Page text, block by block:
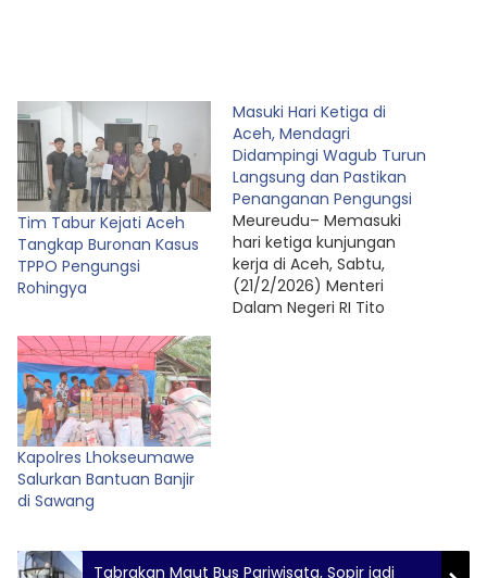
Tim Tabur Kejati Aceh
Tangkap Buronan Kasus
TPPO Pengungsi
Rohingya
Masuki Hari Ketiga di
Aceh, Mendagri
Didampingi Wagub Turun
Langsung dan Pastikan
Penanganan Pengungsi
Meureudu– Memasuki
hari ketiga kunjungan
kerja di Aceh, Sabtu,
(21/2/2026) Menteri
Dalam Negeri RI Tito
dan percepatan
pemulihan
Kapolres Lhokseumawe
Salurkan Bantuan Banjir
di Sawang
Tabrakan Maut Bus Pariwisata, Sopir jadi